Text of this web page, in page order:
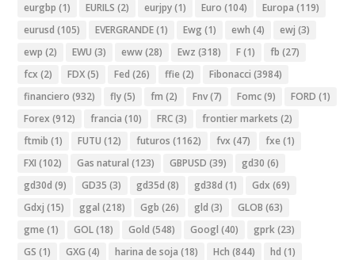
eurgbp (1) EURILS (2) eurjpy(1) Euro (104) Europa (119)
eurusd (105) EVERGRANDE(1) Ewg (1) ewh (4) ewj (3)
ewp (2) EWU (3) eww(28) Ewz (318) F(1) fb (27)
fcx (2) FDX(5) Fed (26) ffie (2) Fibonacci (3984)
financiero (932) fly(5) fm (2) Fnv(7) Fomc(9) FORD (1)
Forex (912) francia (10) FRC(3) frontier markets (2)
ftmib (1) FUTU (12) futuros (1162) fvx (47) fxe (1)
FXI (102) Gas natural (123) GBPUSD (39) gd30 (6)
gd30d (9) GD35 (3) gd35d (8) gd38d (1) Gdx (69)
Gdxj (15) ggal (218) Ggb (26) gld (3) GLOB (63)
gme (1) GOL(18) Gold (548) Googl (40) gprk(23)
GS (1) GXG (4) harina de soja (18) Hch (844) hd (1)